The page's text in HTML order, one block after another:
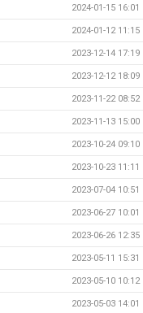
2024-01-15 16:01
2024-01-12 11:15
2023-12-14 17:19
2023-12-12 18:09
2023-11-22 08:52
2023-11-13 15:00
2023-10-24 09:10
2023-10-23 11:11
2023-07-04 10:51
2023-06-27 10:01
2023-06-26 12:35
2023-05-11 15:31
2023-05-10 10:12
2023-05-03 14:01